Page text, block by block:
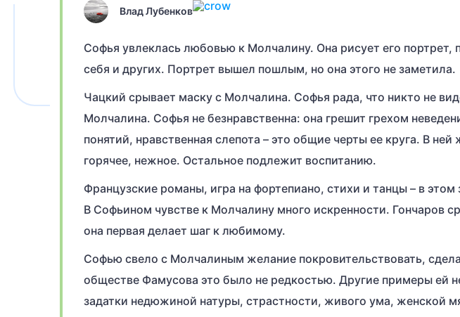
Влад Лубенков
Софья увлеклась любовью к Молчалину. Она рисует его
себя и других. Портрет вышел пошлым, но она этого не заметила.
Чацкий срывает маску с Молчалина. Софья рада, что никто не
Молчалина. Софья не безнравственна: она грешит грехом
понятий, нравственная слепота – это общие черты ее круга. В
горячее, нежное. Остальное подлежит воспитанию.
Французские романы, игра на фортепиано, стихи и танцы – в
В Софьином чувстве к Молчалину много искренности. Гончаров
она первая делает шаг к любимому.
Софью свело с Молчалиным желание покровительствовать,
обществе Фамусова это было не редкостью. Другие примеры ей
задатки недюжиной натуры, страстности, живого ума, женской